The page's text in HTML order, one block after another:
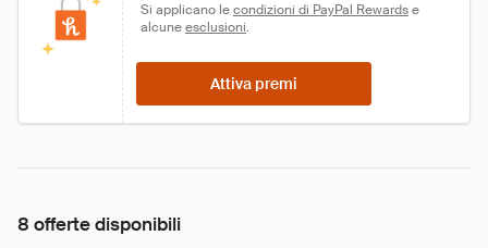
Si applicano le condizioni di PayPal Rewards e
alcune esclusioni.
Attiva premi
8 offerte disponibili